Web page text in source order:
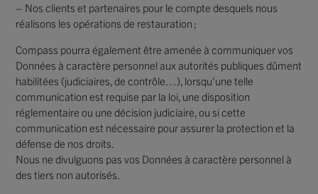
– Nos clients et partenaires pour le compte desquels nous
réalisons les opérations de restauration ;
Compass pourra également être amenée à communiquer vos
Données à caractère personnel aux autorités publiques dûment
habilitées (judiciaires, de contrôle…), lorsqu’une telle
communication est requise par la loi, une disposition
réglementaire ou une décision judiciaire, ou si cette
communication est nécessaire pour assurer la protection et la
défense de nos droits.
Nous ne divulguons pas vos Données à caractère personnel à
des tiers non autorisés.